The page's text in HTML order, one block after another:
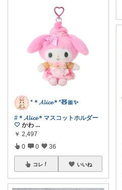
*＊𝓐𝓵𝓲𝓬𝓮＊*🧸🎀✨
#＊𝓐𝓵𝓲𝓬𝓮＊マスコットホルダー
🤍 かわ ...
￥ 2,497
0 0 36
コレ いいね